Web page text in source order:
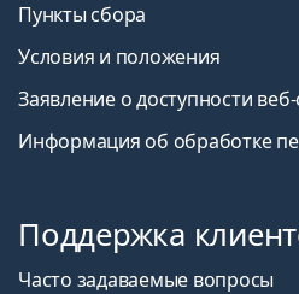
Пункты сбора
Условия и положения
Заявление о доступности веб-
Информация об обработке
Поддержка
Часто задаваемые вопросы